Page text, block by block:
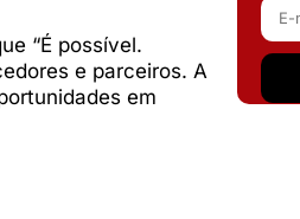
“É possível.
e parceiros. A
em